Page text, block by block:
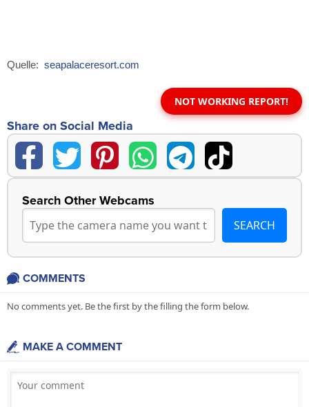
Quelle: seapalaceresort.com
NOT WORKING REPORT!
Share on Social Media
Search Other Webcams
COMMENTS
No comments yet. Be the first by the filling the form below.
MAKE A COMMENT